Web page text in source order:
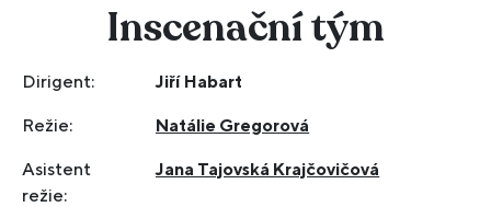
Inscenační tým
Dirigent: Jiří Habart
Režie: Natálie Gregorová
Asistent
režie:
Jana Tajovská Krajčovičová